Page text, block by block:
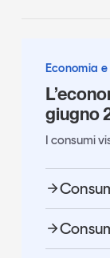
Economia
giugno
I consumi